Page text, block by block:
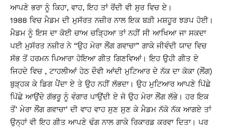
ਆਪਣੇ ਭਰਾ ਨੂੰ ਕਿਹਾ, ਵਾਹ, ਇਹ ਤਾਂ ਰੋਂਦੀ ਵੀ ਸੁਰ ਵਿਚ ਏ।
1988 ਵਿਚ ਮੈਡਮ ਦੀ ਮੁਸੱਰਤ ਨਜ਼ੀਰ ਨਾਲ ਇਕ ਬੜੀ ਮਸ਼ਹੂਰ ਝੜਪ ਹੋਈ।
ਮੈਡਮ ਨੂੰ ਇਸ ਦਾ ਕੋਈ ਚਾਅ ਚੜ੍ਹਿਆ ਤਾਂ ਨਹੀਂ ਸੀ ਆਖਿਆ ਜਾ ਸਕਦਾ
ਪਈ ਮੁਸੱਰਤ ਨਜ਼ੀਰ ਨੇ “ਉਹ ਮੇਰਾ ਲੌਂਗ ਗਵਾਚਾ” ਗਾਕੇ ਜੀਵੰਦੀ ਯਾਦ ਵਿਚ
ਸੱਭ ਤੋਂ ਹਰਮਨ ਪਿਆਰਾ ਹੋਇਆ ਗੀਤ ਗਿਣਵਿਆਂ। ਇਹ ਉਹੀ ਗੀਤ ਏ
ਜਿਹਦੇ ਵਿਚ , ਟਾਹਲੀਆਂ ਹੇਠ ਦੌਵੀ ਆਂਦੀ ਮੁਟਿਆਰ ਦੇ ਨੱਕ ਦਾ ਕੋਕਾ (ਲੌਂਗ)
ਬੁੜ੍ਹਕ ਕੇ ਡਿਗ ਪੈਂਦਾ ਏ ਤੇ ਉਹ ਨਹੀਂ ਲੱਭਦਾ। ਉਹ ਮੁਟਿਆਰ ਆਪਣੇ ਪਿੱਛੇ
ਪਿੱਛੇ ਆਉਂਦੇ ਗੱਭਰੂ ਨੂੰ ਵੰਗਾਰ ਪਾਉਂਦੀ ਏ ਜੋ ਉਹ ਮੇਰਾ ਲੌਂਗ ਲੱਭੇ। ਹਰ ਇਕ
ਤੋਂ’ ਮੇਰਾ ਲੌਂਗ ਗਵਾਚਾ’ ਦੀ ਵਾਹ ਵਾਹ ਸੁਣ ਸੁਣ ਕੇ ਮੈਡਮ ਨੱਕੋ ਨੱਕ ਆਗਏ ਤਾਂ
ਉਨ੍ਹਾਂ ਵੀ ਇਹ ਗੀਤ ਆਪਣੇ ਢੰਗ ਨਾਲ ਗਾਕੇ ਰਿਕਾਰਡ ਕਰਵਾ ਦਿਤਾ। ਪਰ